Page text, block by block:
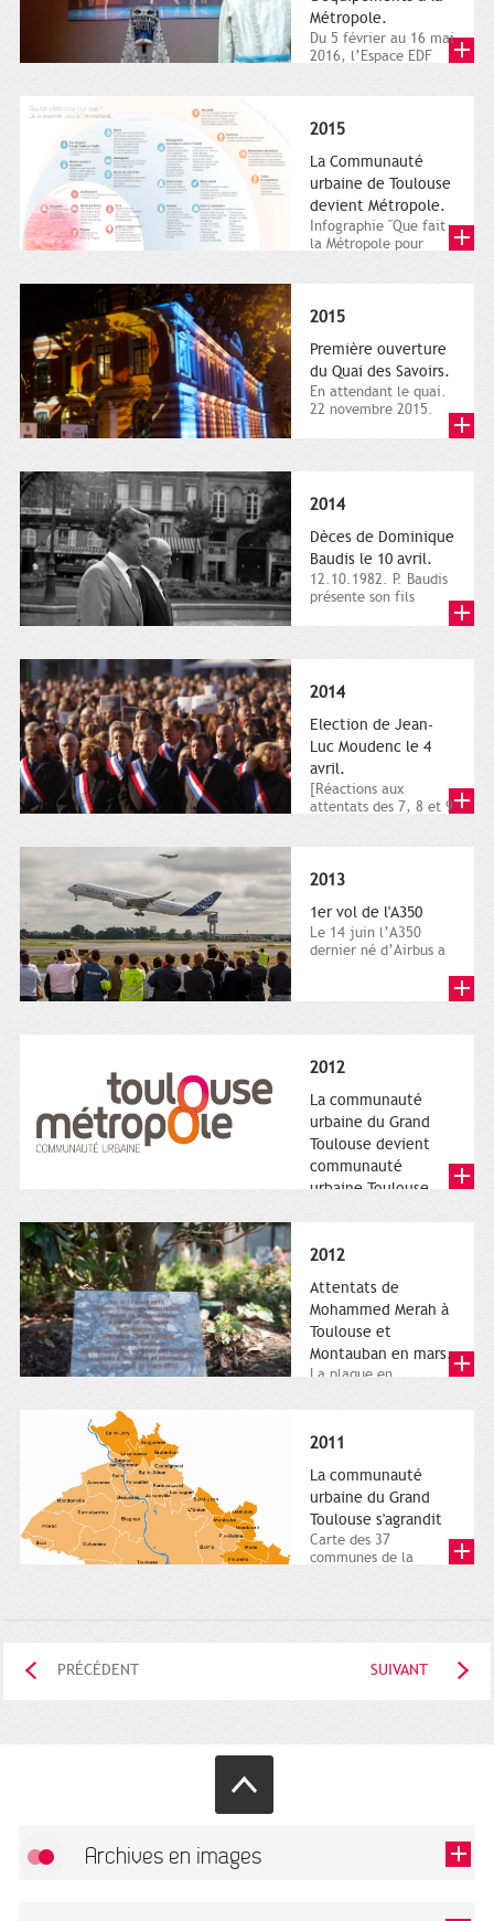
Métropole.
Du 5 février au 16 mai
2016, l’Espace EDF
2015
La Communauté
urbaine de Toulouse
devient Métropole.
Infographie "Que fait
la Métropole pour
2015
Première ouverture
du Quai des Savoirs.
En attendant le quai.
22 novembre 2015.
2014
Dèces de Dominique
Baudis le 10 avril.
12.10.1982. P. Baudis
présente son fils
2014
Election de Jean-
Luc Moudenc le 4
avril.
[Réactions aux
attentats des 7, 8 et 9
2013
1er vol de l'A350
Le 14 juin l’A350
dernier né d’Airbus a
2012
La communauté
urbaine du Grand
Toulouse devient
communauté
urbaine Toulouse
Métropole,
représentant l'anneau
de Moëbius.
2012
Attentats de
Mohammed Merah à
Toulouse et
Montauban en mars.
La plaque en
Charles-de-Gaulle.
2011
La communauté
urbaine du Grand
Toulouse s'agrandit
Carte des 37
communes de la
PRÉCÉDENT SUIVANT
Archives en images